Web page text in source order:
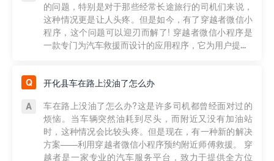
的问题，特别是对于那些经常长途旅行的司机们来说，
这种情况更是让人头疼。但是如今，有了穿越者微信小
程序，这个问题可以迎刃而解了! 穿越者微信小程序是
一款专门为汽车救援而设计的应用程序，它为用户提...
开化县车在路上没油了怎么办
车在路上没油了怎么办?这是许多司机都曾经面对过的
烦恼。当车辆突然油耗到尽头，而附近又没有加油站
时，这种情况会比较头疼。但是现在，有一种新的解决
方案——利用穿越者微信小程序预约附近师傅救援。 穿
越者是一家专业的汽车服务平台，致力于提供全方位